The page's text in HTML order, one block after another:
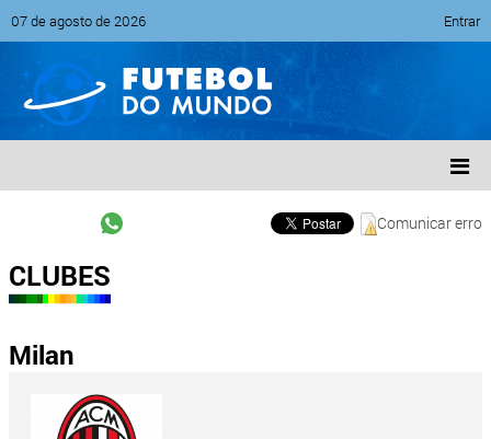
07 de agosto de 2026 Entrar
Comunicar erro
CLUBES
Milan